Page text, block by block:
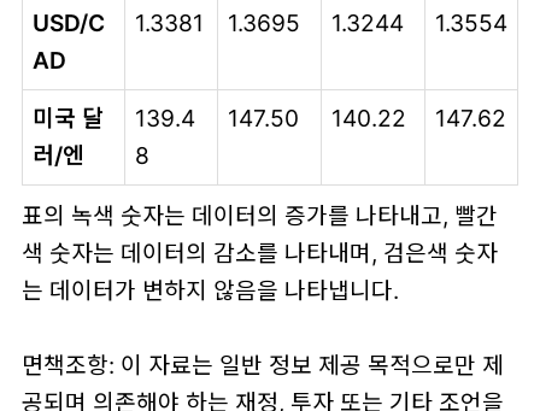
USD/C
AD
1.3381 1.3695 1.3244 1.3554
미국 달
러/엔
139.4
8
147.50 140.22 147.62
표의 녹색 숫자는 데이터의 증가를 나타내고, 빨간
색 숫자는 데이터의 감소를 나타내며, 검은색 숫자
는 데이터가 변하지 않음을 나타냅니다.
면책조항: 이 자료는 일반 정보 제공 목적으로만 제
공되며 의존해야 하는 재정, 투자 또는 기타 조언을